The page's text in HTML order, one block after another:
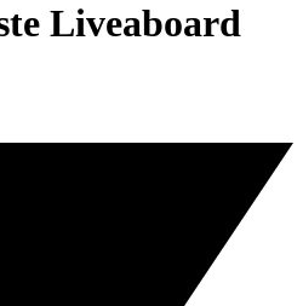
Liveaboard